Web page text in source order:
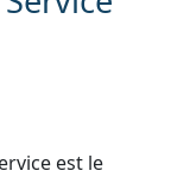
est le